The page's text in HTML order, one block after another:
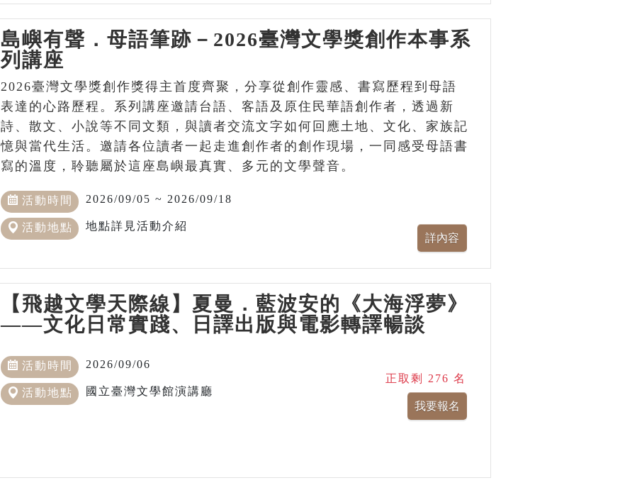
島嶼有聲．母語筆跡－2026臺灣文學獎創作本事系
列講座
2026臺灣文學獎創作獎得主首度齊聚，分享從創作靈感、書寫歷程到母語
表達的心路歷程。系列講座邀請台語、客語及原住民華語創作者，透過新
詩、散文、小說等不同文類，與讀者交流文字如何回應土地、文化、家族記
憶與當代生活。邀請各位讀者一起走進創作者的創作現場，一同感受母語書
寫的溫度，聆聽屬於這座島嶼最真實、多元的文學聲音。
活動時間 2026/09/05 ~ 2026/09/18
活動地點 地點詳見活動介紹
【飛越文學天際線】夏曼．藍波安的《大海浮夢》
——文化日常實踐、日譯出版與電影轉譯暢談
活動時間 2026/09/06
活動地點 國立臺灣文學館演講廳
正取剩 276 名